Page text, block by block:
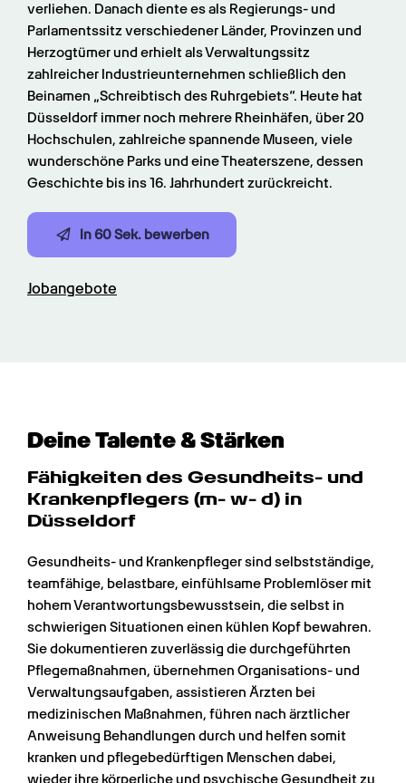
verliehen. Danach diente es als Regierungs- und
Parlamentssitz verschiedener Länder, Provinzen und
Herzogtümer und erhielt als Verwaltungssitz
zahlreicher Industrieunternehmen schließlich den
Beinamen „Schreibtisch des Ruhrgebiets“. Heute hat
Düsseldorf immer noch mehrere Rheinhäfen, über 20
Hochschulen, zahlreiche spannende Museen, viele
wunderschöne Parks und eine Theaterszene, dessen
Geschichte bis ins 16. Jahrhundert zurückreicht.
In 60 Sek. bewerben
Jobangebote
Deine Talente & Stärken
Fähigkeiten des Gesundheits- und
Krankenpflegers (m- w- d) in
Düsseldorf
Gesundheits- und Krankenpfleger sind selbstständige,
teamfähige, belastbare, einfühlsame Problemlöser mit
hohem Verantwortungsbewusstsein, die selbst in
schwierigen Situationen einen kühlen Kopf bewahren.
Sie dokumentieren zuverlässig die durchgeführten
Pflegemaßnahmen, übernehmen Organisations- und
Verwaltungsaufgaben, assistieren Ärzten bei
medizinischen Maßnahmen, führen nach ärztlicher
Anweisung Behandlungen durch und helfen somit
kranken und pflegebedürftigen Menschen dabei,